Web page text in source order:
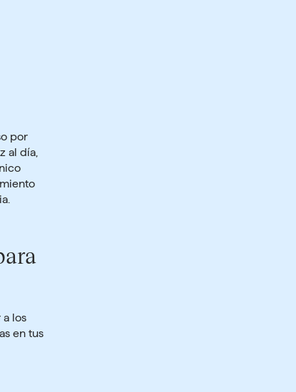
por
al día,
a los
en tus